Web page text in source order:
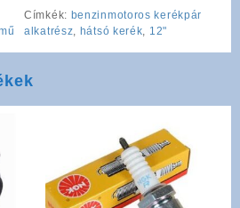
Címkék: benzinmotoros kerékpár
alkatrész hátsó kerék 12"